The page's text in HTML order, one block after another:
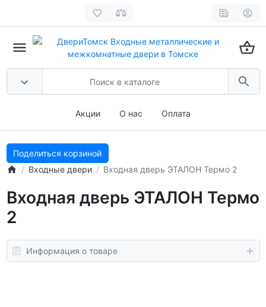
Акции О нас Оплата
Поделиться корзиной
Входные двери
Входная дверь ЭТАЛОН Термо 2
Входная дверь ЭТАЛОН Термо
2
Информация о товаре